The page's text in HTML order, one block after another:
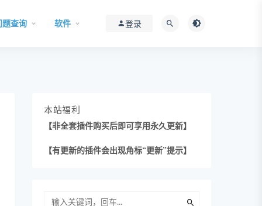
题查询 软件 登录
本站福利
【非全套插件购买后即可享用永久更新】
【有更新的插件会出现角标“更新”提示】